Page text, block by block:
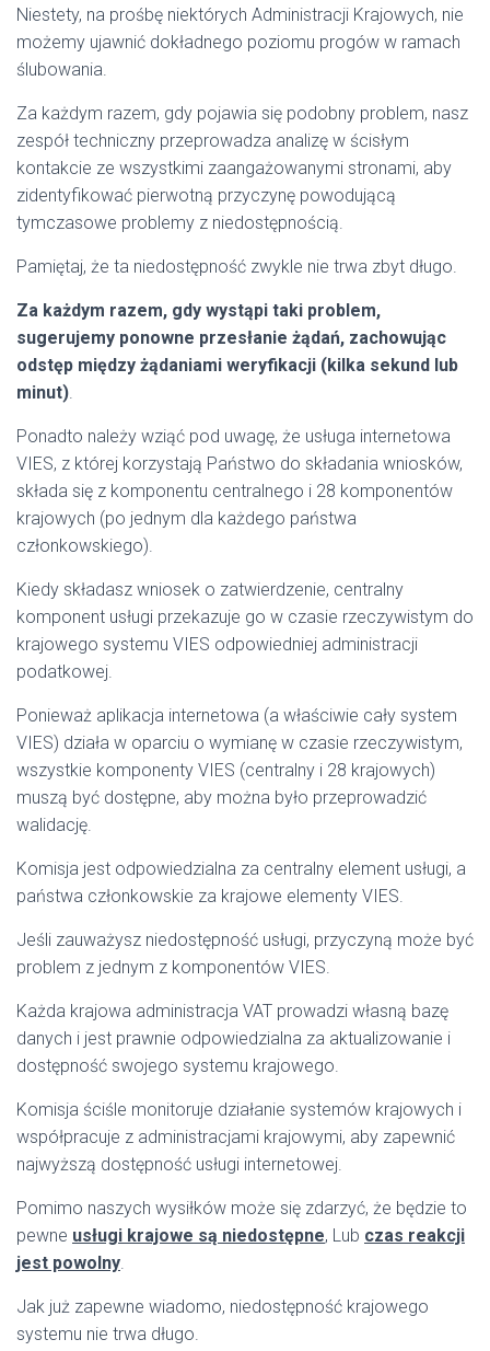
Niestety, na prośbę niektórych Administracji Krajowych, nie
możemy ujawnić dokładnego poziomu progów w ramach
ślubowania.
Za każdym razem, gdy pojawia się podobny problem, nasz
zespół techniczny przeprowadza analizę w ścisłym
kontakcie ze wszystkimi zaangażowanymi stronami, aby
zidentyfikować pierwotną przyczynę powodującą
tymczasowe problemy z niedostępnością.
Pamiętaj, że ta niedostępność zwykle nie trwa zbyt długo.
Za każdym razem, gdy wystąpi taki problem,
sugerujemy ponowne przesłanie żądań, zachowując
odstęp między żądaniami weryfikacji (kilka sekund lub
minut).
Ponadto należy wziąć pod uwagę, że usługa internetowa
VIES, z której korzystają Państwo do składania wniosków,
składa się z komponentu centralnego i 28 komponentów
krajowych (po jednym dla każdego państwa
członkowskiego).
Kiedy składasz wniosek o zatwierdzenie, centralny
komponent usługi przekazuje go w czasie rzeczywistym do
krajowego systemu VIES odpowiedniej administracji
podatkowej.
Ponieważ aplikacja internetowa (a właściwie cały system
VIES) działa w oparciu o wymianę w czasie rzeczywistym,
wszystkie komponenty VIES (centralny i 28 krajowych)
muszą być dostępne, aby można było przeprowadzić
walidację.
Komisja jest odpowiedzialna za centralny element usługi, a
państwa członkowskie za krajowe elementy VIES.
Jeśli zauważysz niedostępność usługi, przyczyną może być
problem z jednym z komponentów VIES.
Każda krajowa administracja VAT prowadzi własną bazę
danych i jest prawnie odpowiedzialna za aktualizowanie i
dostępność swojego systemu krajowego.
Komisja ściśle monitoruje działanie systemów krajowych i
współpracuje z administracjami krajowymi, aby zapewnić
najwyższą dostępność usługi internetowej.
Pomimo naszych wysiłków może się zdarzyć, że będzie to
pewne usługi krajowe są niedostępne, Lub czas reakcji
jest powolny.
Jak już zapewne wiadomo, niedostępność krajowego
systemu nie trwa długo.